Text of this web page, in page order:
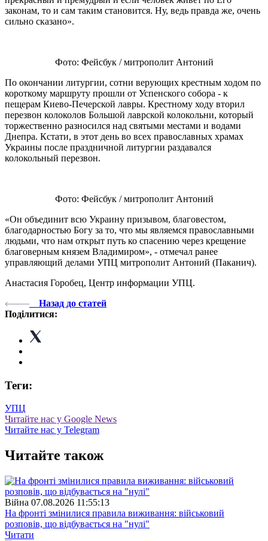
законам, то и сам таким становится. Ну, ведь правда же, очень
сильно сказано».
Фото: Фейсбук / митрополит Антоний
По окончании литургии, сотни верующих крестным ходом по
короткому маршруту прошли от Успенского собора - к
пещерам Киево-Печерской лавры. Крестному ходу вторил
перезвон колоколов Большой лаврской колокольни, который
торжественно разносился над святыми местами и водами
Днепра. Кстати, в этот день во всех православных храмах
Украины после праздничной литургии раздавался
колокольный перезвон.
Фото: Фейсбук / митрополит Антоний
«Он объединит всю Украину призывом, благовестом,
благодарностью Богу за то, что мы являемся православными
людьми, что нам открыт путь ко спасению через крещение
благоверным князем Владимиром», - отмечал ранее
управляющий делами УПЦ митрополит Антоний (Паканич).
Анастасия Горобец, Центр информации УПЦ.
Назад до статей
Поділитися:
Теги:
УПЦ
Читайте нас у Google News
Читайте нас у Telegram
Читайте також
Війна 07.08.2026 11:55:13
На фронті змінилися правила виживання: військовий
розповів, що відбувається на "нулі"
Читати